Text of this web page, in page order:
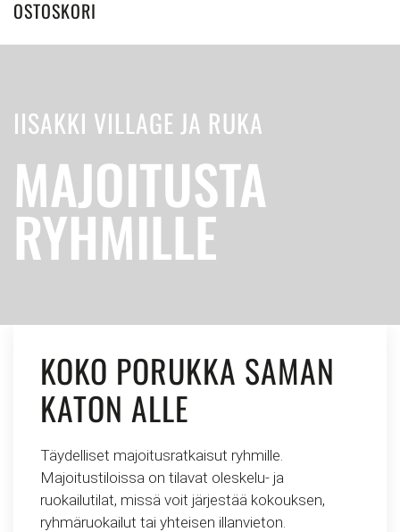
OSTOSKORI
IISAKKI VILLAGE JA RUKA
MAJOITUSTA
RYHMILLE
KOKO PORUKKA SAMAN
KATON ALLE
Täydelliset majoitusratkaisut ryhmille.
Majoitustiloissa on tilavat oleskelu- ja
ruokailutilat, missä voit järjestää kokouksen,
ryhmäruokailut tai yhteisen illanvieton.